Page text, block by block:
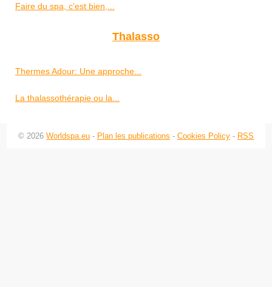
Faire du spa, c’est bien,...
Thalasso
Thermes Adour: Une approche...
La thalassothérapie ou la...
© 2026 Worldspa.eu - Plan les publications - Cookies Policy - RSS